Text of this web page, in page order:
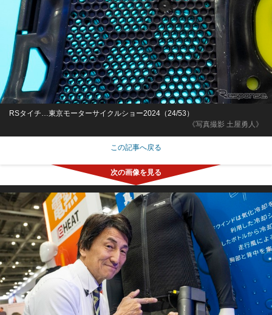
《写真撮影 土屋勇人》
RSタイチ…東京モーターサイクルショー2024（24/53）
この記事へ戻る